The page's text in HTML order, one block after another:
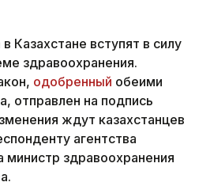
Казахстане вступят в силу
здравоохранения.
одобренный обеими
отправлен на подпись
ждут казахстанцев
агентства
министр здравоохранения